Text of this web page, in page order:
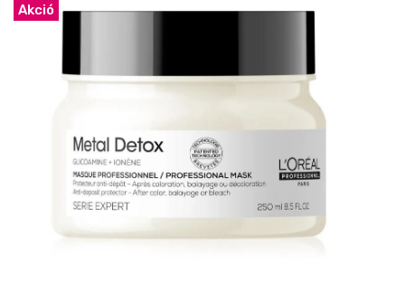
Akció